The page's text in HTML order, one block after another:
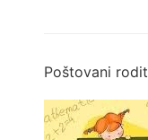
Poštovani